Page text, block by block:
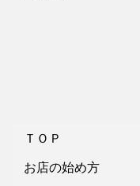
ＴＯＰ
お店の始め方